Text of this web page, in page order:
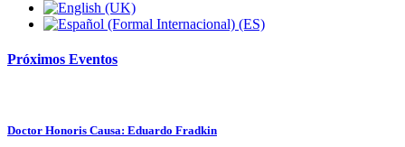
Próximos Eventos
Doctor Honoris Causa: Eduardo Fradkin